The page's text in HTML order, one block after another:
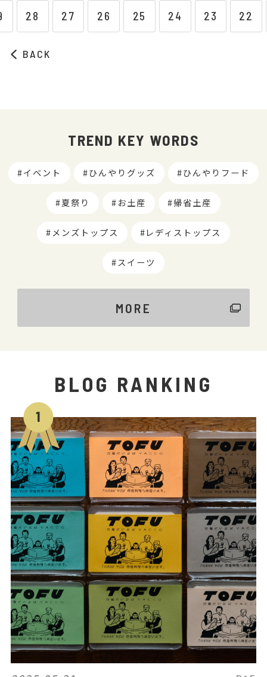
BACK
28 27 26 25 24 23 22
TREND KEY WORDS
イベント ひんやりグッズ ひんやりフード
夏祭り お土産 帰省土産
メンズトップス レディストップス
スイーツ
MORE
BLOG RANKING